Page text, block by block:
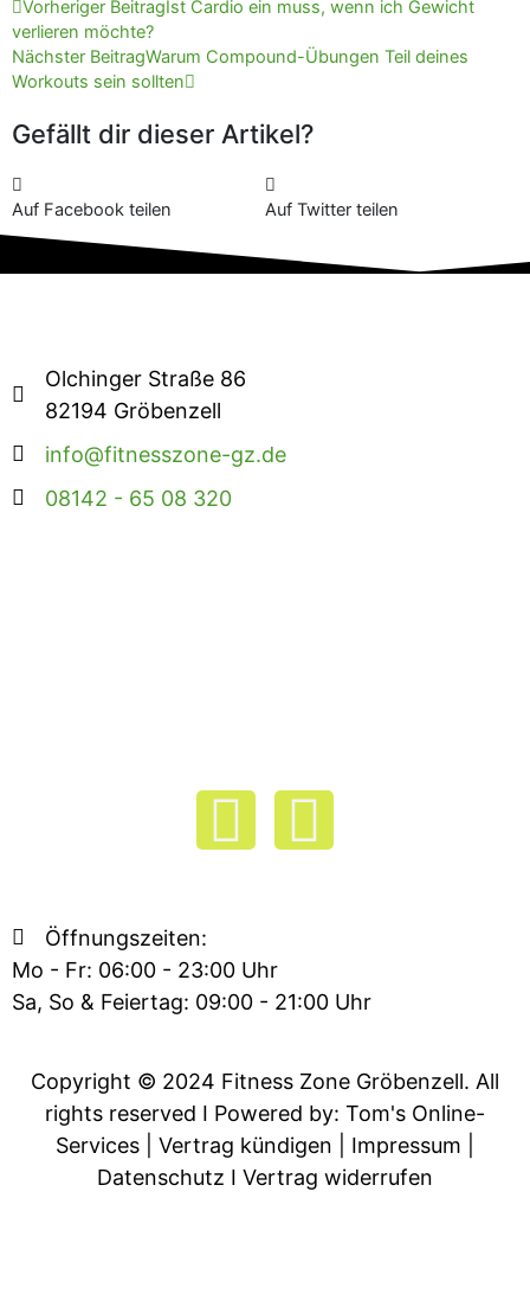
Zurück
Vorheriger BeitragIst Cardio ein muss, wenn ich Gewicht
verlieren möchte?
Nächster BeitragWarum Compound-Übungen Teil deines
Workouts sein sollten
Nächster
Gefällt dir dieser Artikel?
Auf Facebook teilen Auf Twitter teilen
Olchinger Straße 86
82194 Gröbenzell
info@fitnesszone-gz.de
08142 - 65 08 320
F
e
b
o
o
I
t
a
g
r
Öffnungszeiten:
Mo - Fr: 06:00 - 23:00 Uhr
Sa, So & Feiertag: 09:00 - 21:00 Uhr
Copyright © 2024 Fitness Zone Gröbenzell. All
rights reserved I Powered by: Tom's Online-
Services
Vertrag kündigen Impressum
Datenschutz I Vertrag widerrufen